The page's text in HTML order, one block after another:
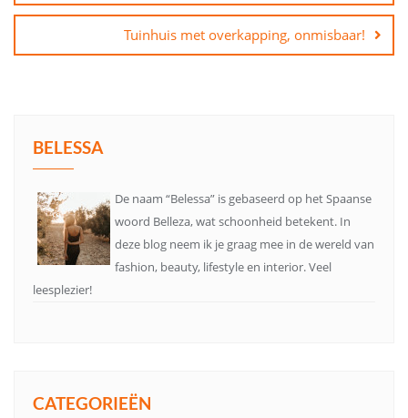
Tuinhuis met overkapping, onmisbaar!
BELESSA
De naam “Belessa” is gebaseerd op het Spaanse
woord Belleza, wat schoonheid betekent. In
deze blog neem ik je graag mee in de wereld van
fashion, beauty, lifestyle en interior. Veel
leesplezier!
CATEGORIEËN